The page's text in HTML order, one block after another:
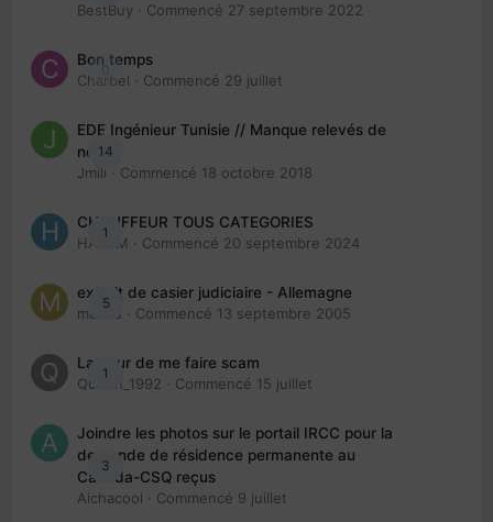
BestBuy · Commencé 27 septembre 2022
0
Bon temps
Charbel · Commencé 29 juillet
14
EDE Ingénieur Tunisie // Manque relevés de
note
Jmili · Commencé 18 octobre 2018
1
CHAUFFEUR TOUS CATEGORIES
HAZEM · Commencé 20 septembre 2024
5
extrait de casier judiciaire - Allemagne
maries · Commencé 13 septembre 2005
1
La peur de me faire scam
Queen_1992 · Commencé 15 juillet
3
Joindre les photos sur le portail IRCC pour la
demande de résidence permanente au
Canada-CSQ reçus
Aichacool · Commencé 9 juillet